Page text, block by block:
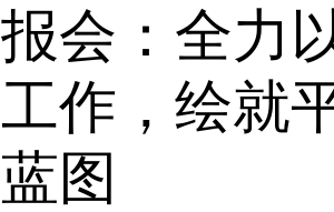
报会：全力
工作，绘就
蓝图